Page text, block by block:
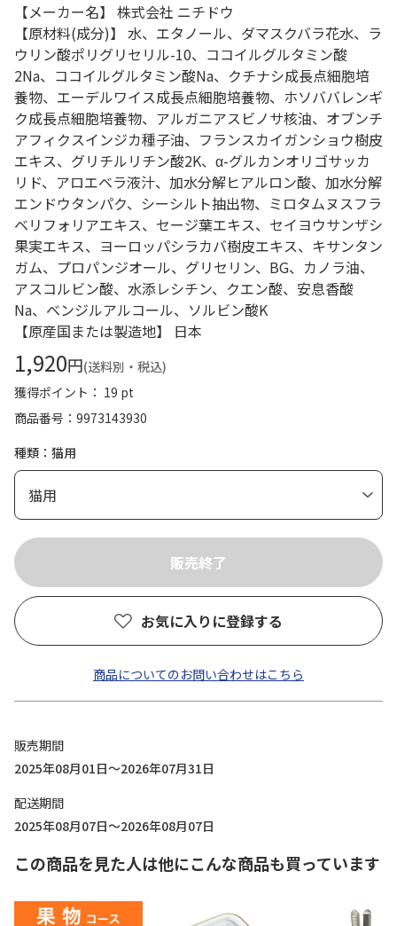
【メーカー名】 株式会社 ニチドウ
【原材料(成分)】 水、エタノール、ダマスクバラ花水、ラ
ウリン酸ポリグリセリル-10、ココイルグルタミン酸
2Na、ココイルグルタミン酸Na、クチナシ成長点細胞培
養物、エーデルワイス成長点細胞培養物、ホソババレンギ
ク成長点細胞培養物、アルガニアスビノサ核油、オブンチ
アフィクスインジカ種子油、フランスカイガンショウ樹皮
エキス、グリチルリチン酸2K、α-グルカンオリゴサッカ
リド、アロエベラ液汁、加水分解ヒアルロン酸、加水分解
エンドウタンパク、シーシルト抽出物、ミロタムヌスフラ
ベリフォリアエキス、セージ葉エキス、セイヨウサンザシ
果実エキス、ヨーロッパシラカバ樹皮エキス、キサンタン
ガム、プロパンジオール、グリセリン、BG、カノラ油、
アスコルビン酸、水添レシチン、クエン酸、安息香酸
Na、ベンジルアルコール、ソルビン酸K
【原産国または製造地】 日本
1,920円(送料別・税込)
獲得ポイント： 19 pt
商品番号
9973143930
種類：猫用
お気に入りに登録する
商品についてのお問い合わせはこちら
販売期間
2025年08月01日～2026年07月31日
配送期間
2025年08月07日～2026年08月07日
この商品を見た人は他にこんな商品も買っています